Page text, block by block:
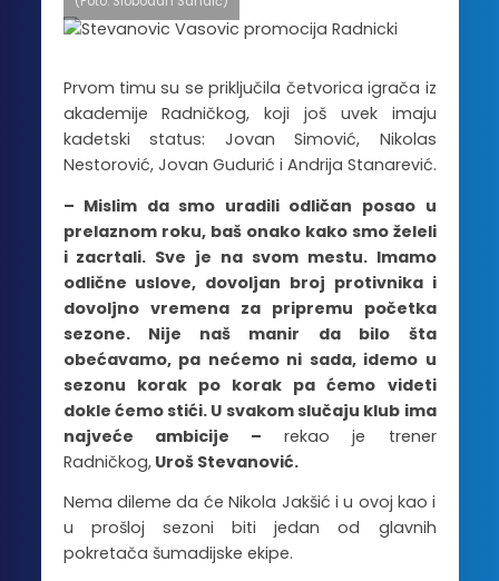
Prvom timu su se priključila četvorica igrača iz
akademije Radničkog, koji još uvek imaju
kadetski status: Jovan Simović, Nikolas
Nestorović, Jovan Gudurić i Andrija Stanarević.
– Mislim da smo uradili odličan posao u
prelaznom roku, baš onako kako smo želeli
i zacrtali. Sve je na svom mestu. Imamo
odlične uslove, dovoljan broj protivnika i
dovoljno vremena za pripremu početka
sezone. Nije naš manir da bilo šta
obećavamo, pa nećemo ni sada, idemo u
sezonu korak po korak pa ćemo videti
dokle ćemo stići. U svakom slučaju klub ima
najveće ambicije – rekao je trener
Radničkog,Uroš Stevanović.
Nema dileme da će Nikola Jakšić i u ovoj kao i
u prošloj sezoni biti jedan od glavnih
pokretača šumadijske ekipe.